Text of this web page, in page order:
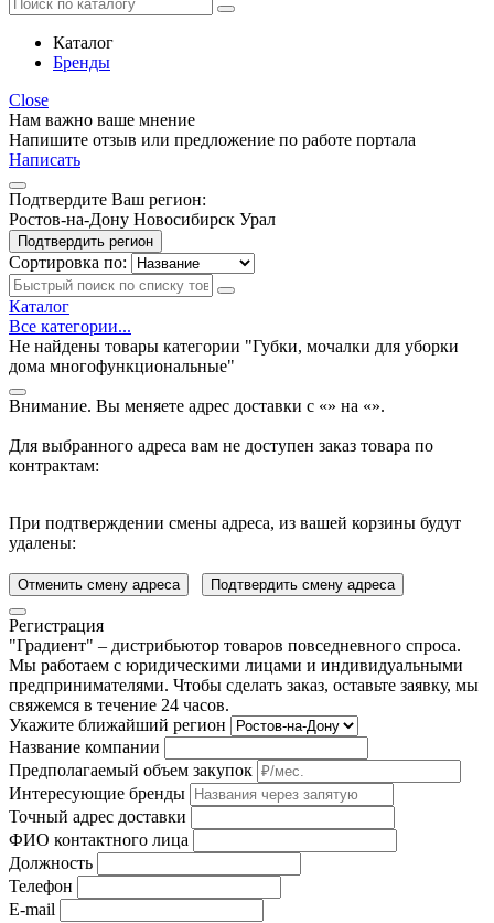
Каталог
Бренды
Close
Нам важно ваше мнение
Напишите отзыв или предложение по работе портала
Написать
Подтвердите Ваш регион:
Ростов-на-Дону Новосибирск Урал
Подтвердить регион
Сортировка по:
Каталог
Все категории...
Не найдены товары категории "Губки, мочалки для уборки
дома многофункциональные"
Внимание. Вы меняете адрес доставки с «» на «».
Для выбранного адреса вам не доступен заказ товара по
контрактам:
При подтверждении смены адреса, из вашей корзины будут
удалены:
Отменить смену адреса Подтвердить смену адреса
Регистрация
"Градиент" – дистрибьютор товаров повседневного спроса.
Мы работаем с юридическими лицами и индивидуальными
предпринимателями. Чтобы сделать заказ, оставьте заявку, мы
свяжемся в течение 24 часов.
Укажите ближайший регион
Название компании
Предполагаемый объем закупок
Интересующие бренды
Точный адрес доставки
ФИО контактного лица
Должность
Телефон
E-mail